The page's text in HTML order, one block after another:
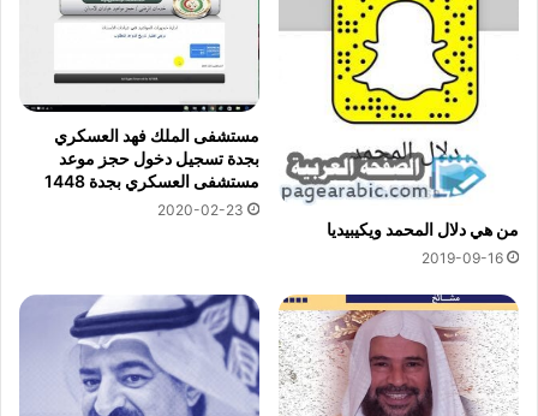
من هي دلال المحمد ويكيبيديا
2019-09-16
مستشفى الملك فهد العسكري
بجدة تسجيل دخول حجز موعد
مستشفى العسكري بجدة 1448
2020-02-23